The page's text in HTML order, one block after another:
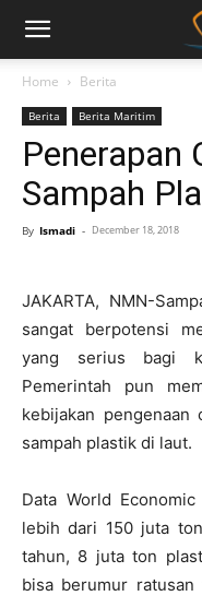
Home Berita
Berita Berita Maritim
Penerapan
Sampah
By Ismadi - December 18, 2018
JAKARTA, NMN-
sangat berpotensi
yang serius bagi
Pemerintah pun
kebijakan
sampah plastik di laut.
Data World
lebih dari 150 juta
tahun, 8 juta ton
bisa berumur